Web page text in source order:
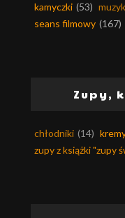
kamyczki (53)
seans filmowy (167)
Zupy,
chłodniki (14)
zupy z książki "zupy